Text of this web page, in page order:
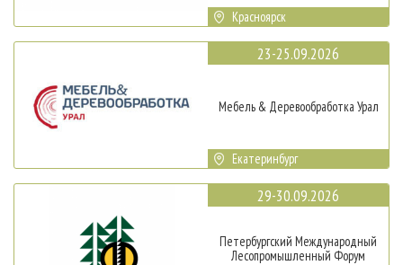
Красноярск
23-25.09.2026
Мебель & Деревообработка Урал
Екатеринбург
29-30.09.2026
Петербургский Международный
Лесопромышленный Форум